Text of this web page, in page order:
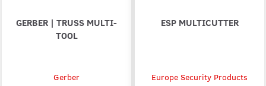
GERBER | TRUSS MULTI-
TOOL
Gerber
ESP MULTICUTTER
Europe Security Products